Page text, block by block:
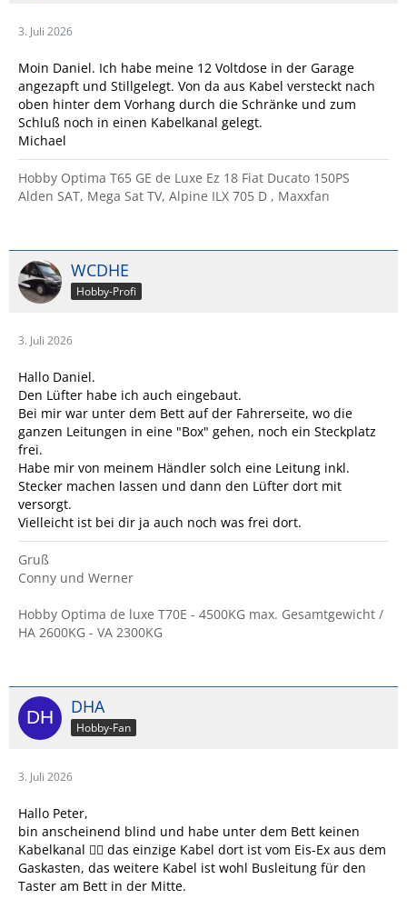
3. Juli 2026
Moin Daniel. Ich habe meine 12 Voltdose in der Garage
angezapft und Stillgelegt. Von da aus Kabel versteckt nach
oben hinter dem Vorhang durch die Schränke und zum
Schluß noch in einen Kabelkanal gelegt.
Michael
Hobby Optima T65 GE de Luxe Ez 18 Fiat Ducato 150PS
Alden SAT, Mega Sat TV, Alpine ILX 705 D , Maxxfan
WCDHE
Hobby-Profi
3. Juli 2026
Hallo Daniel.
Den Lüfter habe ich auch eingebaut.
Bei mir war unter dem Bett auf der Fahrerseite, wo die
ganzen Leitungen in eine "Box" gehen, noch ein Steckplatz
frei.
Habe mir von meinem Händler solch eine Leitung inkl.
Stecker machen lassen und dann den Lüfter dort mit
versorgt.
Vielleicht ist bei dir ja auch noch was frei dort.
Gruß
Conny und Werner
Hobby Optima de luxe T70E - 4500KG max. Gesamtgewicht /
HA 2600KG - VA 2300KG
DHA
Hobby-Fan
3. Juli 2026
Hallo Peter,
bin anscheinend blind und habe unter dem Bett keinen
Kabelkanal 🤷‍♂️ das einzige Kabel dort ist vom Eis-Ex aus dem
Gaskasten, das weitere Kabel ist wohl Busleitung für den
Taster am Bett in der Mitte.